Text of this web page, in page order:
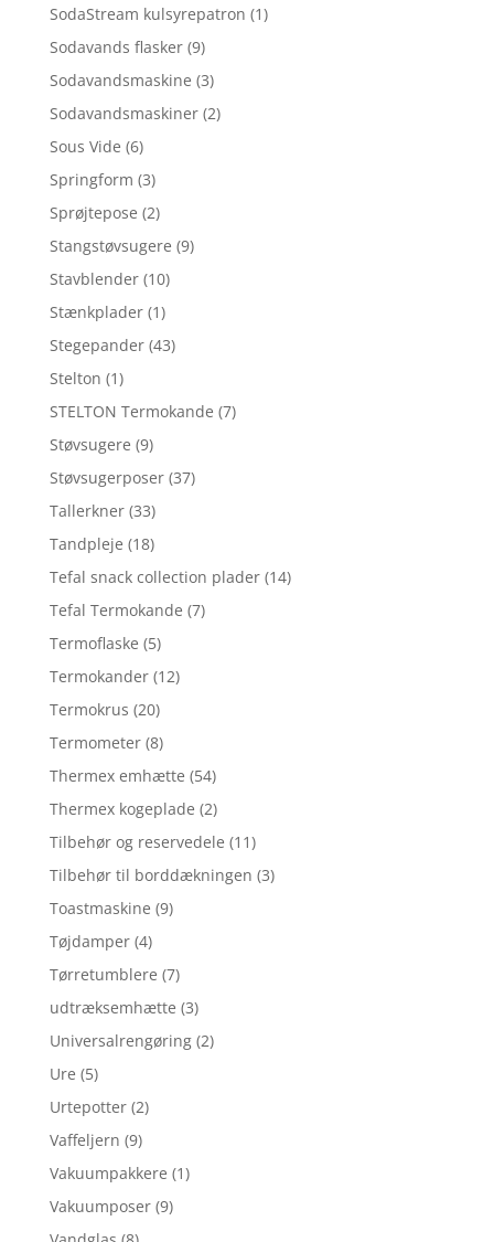
SodaStream kulsyrepatron (1)
Sodavands flasker (9)
Sodavandsmaskine (3)
Sodavandsmaskiner (2)
Sous Vide (6)
Springform (3)
Sprøjtepose (2)
Stangstøvsugere (9)
Stavblender (10)
Stænkplader (1)
Stegepander (43)
Stelton (1)
STELTON Termokande (7)
Støvsugere (9)
Støvsugerposer (37)
Tallerkner (33)
Tandpleje (18)
Tefal snack collection plader (14)
Tefal Termokande (7)
Termoflaske (5)
Termokander (12)
Termokrus (20)
Termometer (8)
Thermex emhætte (54)
Thermex kogeplade (2)
Tilbehør og reservedele (11)
Tilbehør til borddækningen (3)
Toastmaskine (9)
Tøjdamper (4)
Tørretumblere (7)
udtræksemhætte (3)
Universalrengøring (2)
Ure (5)
Urtepotter (2)
Vaffeljern (9)
Vakuumpakkere (1)
Vakuumposer (9)